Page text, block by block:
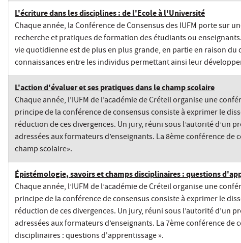
L'écriture dans les disciplines : de l'Ecole à l'Université
Chaque année, la Conférence de Consensus des IUFM porte
recherche et pratiques de formation des étudiants ou
vie quotidienne est de plus en plus grande, en partie en raison
connaissances entre les individus permettant ainsi leur
L'action d'évaluer et ses pratiques dans le champ scolaire
Chaque année, l’IUFM de l’académie de Créteil organise une
principe de la conférence de consensus consiste à exprimer le
réduction de ces divergences. Un jury, réuni sous l’autorité
adressées aux formateurs d’enseignants. La 8ème conférence
champ scolaire».
Épistémologie, savoirs et champs disciplinaires : questions
Chaque année, l’IUFM de l’académie de Créteil organise une
principe de la conférence de consensus consiste à exprimer le
réduction de ces divergences. Un jury, réuni sous l’autorité
adressées aux formateurs d’enseignants. La 7ème conférence
disciplinaires : questions d'apprentissage ».